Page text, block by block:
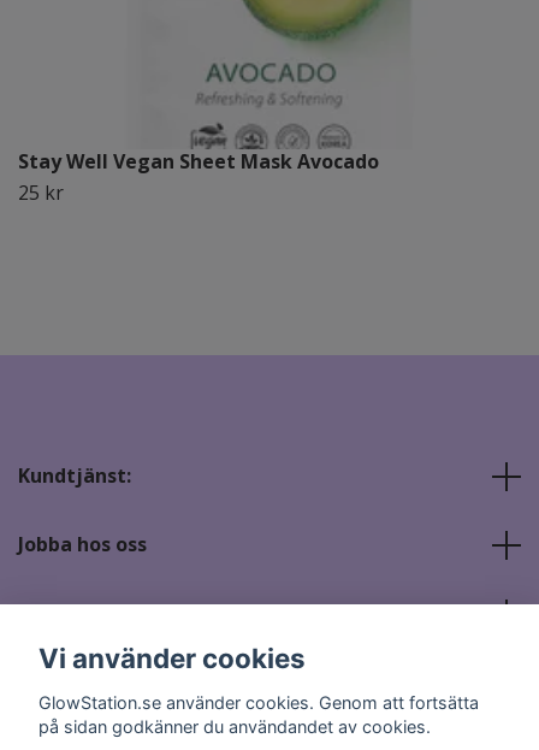
Stay Well Vegan Sheet Mask Avocado
25 kr
Kundtjänst:
Jobba hos oss
Sociala medier
Vi använder cookies
GlowStation.se använder cookies. Genom att fortsätta
på sidan godkänner du användandet av cookies.